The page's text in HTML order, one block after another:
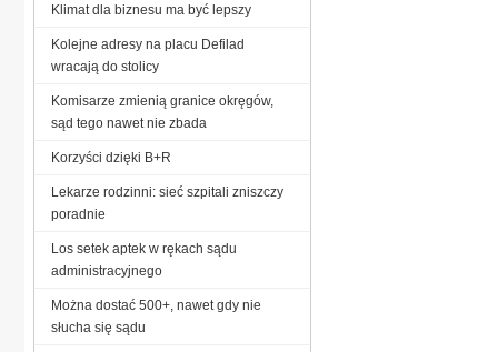
Klimat dla biznesu ma być lepszy
Kolejne adresy na placu Defilad
wracają do stolicy
Komisarze zmienią granice okręgów,
sąd tego nawet nie zbada
Korzyści dzięki B+R
Lekarze rodzinni: sieć szpitali zniszczy
poradnie
Los setek aptek w rękach sądu
administracyjnego
Można dostać 500+, nawet gdy nie
słucha się sądu